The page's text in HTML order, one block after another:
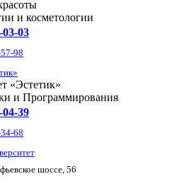
и косметологии
03-03
98
«Эстетик»
и Программирования
04-39
68
шоссе, 56